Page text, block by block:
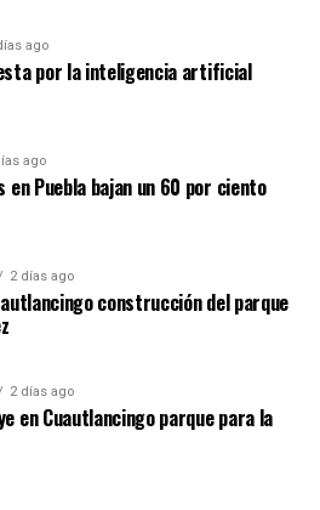
ago
por la inteligencia artificial
ago
en Puebla bajan un 60 por ciento
2 días ago
construcción del parque
2 días ago
en Cuautlancingo parque para la